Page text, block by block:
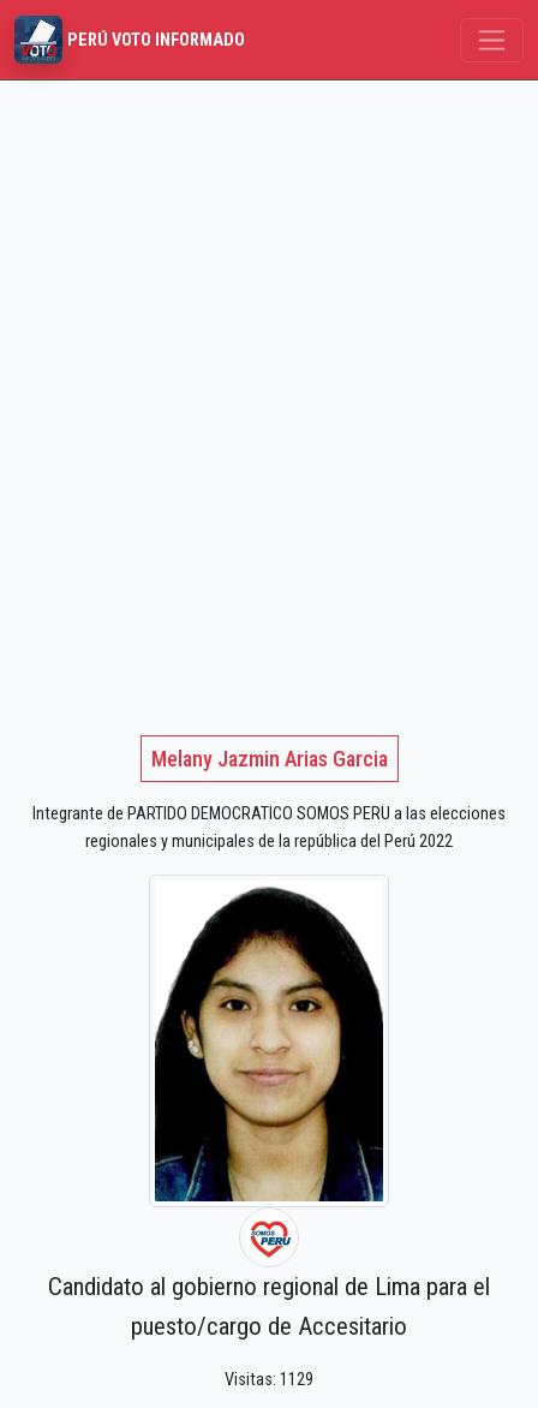
PERÚ VOTO INFORMADO
Melany Jazmin Arias Garcia
Integrante de PARTIDO DEMOCRATICO SOMOS PERU a las elecciones
regionales y municipales de la república del Perú 2022
Candidato al gobierno regional de Lima para el
puesto/cargo de Accesitario
Visitas: 1129